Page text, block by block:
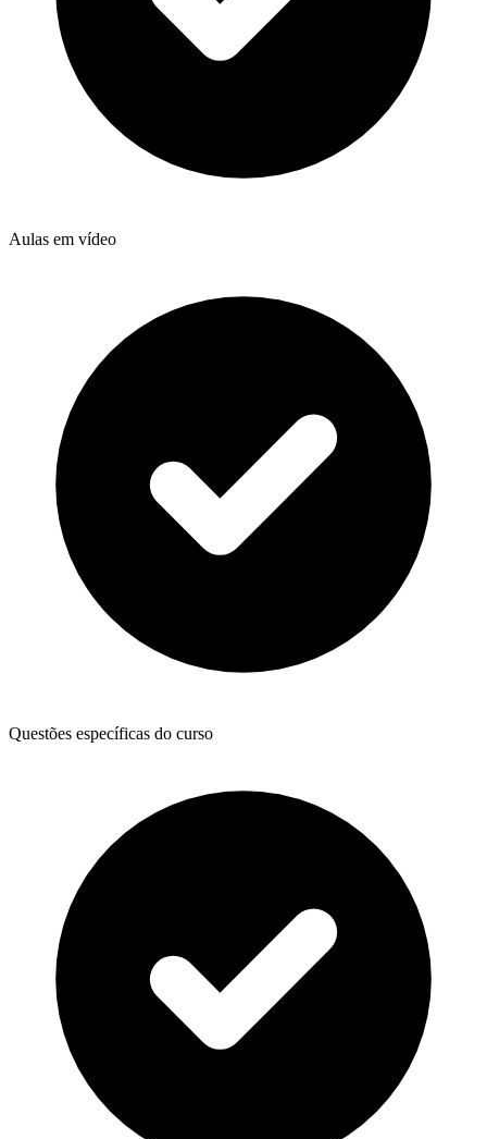
Aulas em vídeo
Questões específicas do curso